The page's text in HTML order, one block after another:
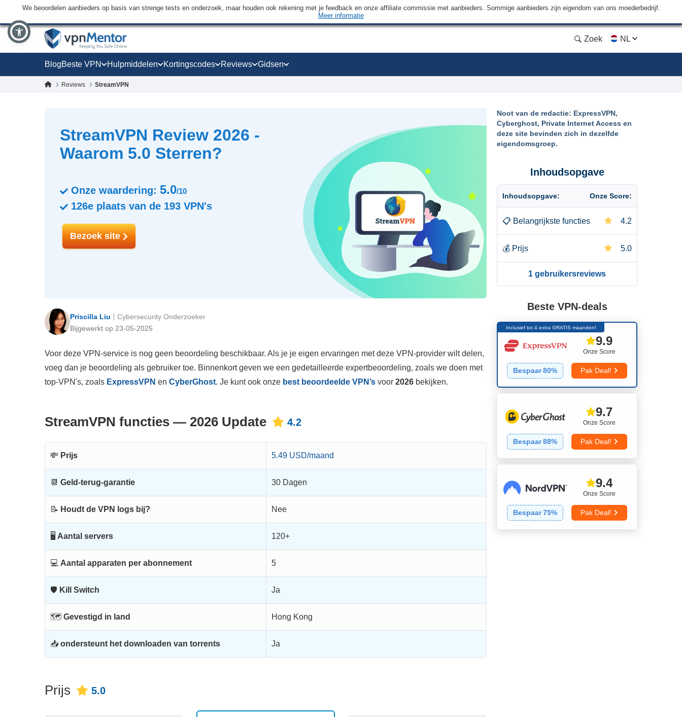
We beoordelen aanbieders op basis van strenge tests en onderzoek, maar houden ook rekening met je feedback en onze affiliate commissie met aanbieders. Sommige aanbieders zijn eigendom van ons moederbedrijf.
Meer informatie
Zoek NL
BlogBeste VPN Hulpmiddelen Kortingscodes Reviews Gidsen
Reviews StreamVPN
StreamVPN Review 2026 -
Waarom 5.0 Sterren?
Onze waardering: 5.0/10
126e plaats van de 193 VPN's
Bezoek site
Priscilla Liu
Bijgewerkt op 23-05-2025
Cybersecurity Onderzoeker
Voor deze VPN-service is nog geen beoordeling beschikbaar. Als je je eigen ervaringen met deze VPN-provider wilt delen,
voeg dan je beoordeling als gebruiker toe. Binnenkort geven we een gedetailleerde expertbeoordeling, zoals we doen met
top-VPN's, zoals ExpressVPN en CyberGhost. Je kunt ook onze best beoordeelde VPN’s voor 2026 bekijken.
StreamVPN functies — 2026 Update 4.2
💸 Prijs 5.49 USD/maand
📆 Geld-terug-garantie 30 Dagen
📝 Houdt de VPN logs bij? Nee
🖥 Aantal servers 120+
💻 Aantal apparaten per abonnement 5
🛡 Kill Switch Ja
🗺 Gevestigd in land Hong Kong
📥 ondersteunt het downloaden van torrents Ja
Prijs 5.0
Noot van de redactie: ExpressVPN,
Cyberghost, Private Internet Access en
deze site bevinden zich in dezelfde
eigendomsgroep.
Inhoudsopgave
Inhoudsopgave: Onze Score:
📋 Belangrijkste functies 4.2
💰 Prijs 5.0
1 gebruikersreviews
Beste VPN-deals
Inclusief tot 4 extra GRATIS maanden!
Onze Score
9.9
Bespaar80% Pak Deal!
Onze Score
9.7
Bespaar88% Pak Deal!
Onze Score
9.4
Bespaar75% Pak Deal!